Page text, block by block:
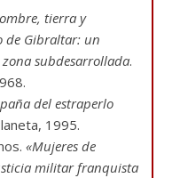
tierra y
de Gibraltar: un
subdesarrollada.
del estraperlo
1995.
«Mujeres de
militar franquista